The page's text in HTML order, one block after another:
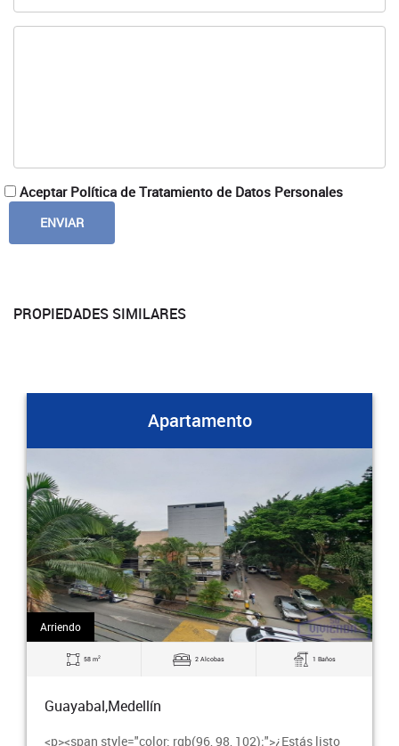
Aceptar Política de Tratamiento de Datos Personales
PROPIEDADES SIMILARES
Apartamento
Arriendo
70 m2 3 Alcobas 2 Baños
Guayabal,Medellín